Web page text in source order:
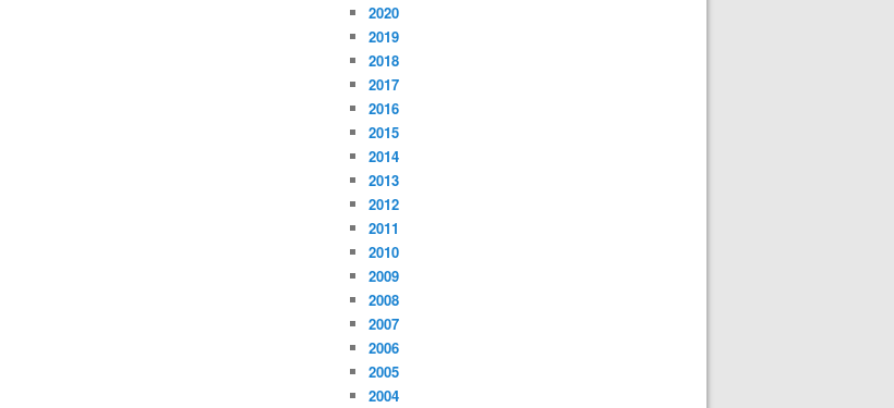
2020
2019
2018
2017
2016
2015
2014
2013
2012
2011
2010
2009
2008
2007
2006
2005
2004